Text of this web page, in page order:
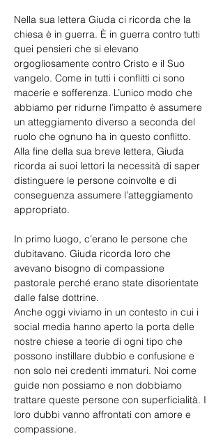
Nella sua lettera Giuda ci ricorda che la
chiesa è in guerra. È in guerra contro tutti
quei pensieri che si elevano
orgogliosamente contro Cristo e il Suo
vangelo. Come in tutti i conflitti ci sono
macerie e sofferenza. L’unico modo che
abbiamo per ridurne l’impatto è assumere
un atteggiamento diverso a seconda del
ruolo che ognuno ha in questo conflitto.
Alla fine della sua breve lettera, Giuda
ricorda ai suoi lettori la necessità di saper
distinguere le persone coinvolte e di
conseguenza assumere l’atteggiamento
appropriato.
In primo luogo, c’erano le persone che
dubitavano. Giuda ricorda loro che
avevano bisogno di compassione
pastorale perché erano state disorientate
dalle false dottrine.
Anche oggi viviamo in un contesto in cui i
social media hanno aperto la porta delle
nostre chiese a teorie di ogni tipo che
possono instillare dubbio e confusione e
non solo nei credenti immaturi. Noi come
guide non possiamo e non dobbiamo
trattare queste persone con superficialità. I
loro dubbi vanno affrontati con amore e
compassione.